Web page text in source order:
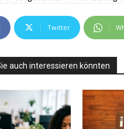
Twitter
auch interessieren könnten